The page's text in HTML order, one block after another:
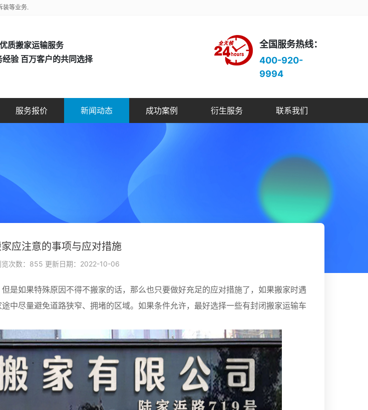
装等业务.
优质搬家运输服务
经验 百万客户的共同选择
全国服务热线：
400-920-
9994
服务报价 新闻动态 成功案例 衍生服务 联系我们
应注意的事项与应对措施
次数： 855 更新日期：2022-10-06
是如果特殊原因不得不搬家的话，那么也只要做好充足的应对措施了，如果搬家时遇
中尽量避免道路狭窄、拥堵的区域。如果条件允许，最好选择一些有封闭搬家运输车